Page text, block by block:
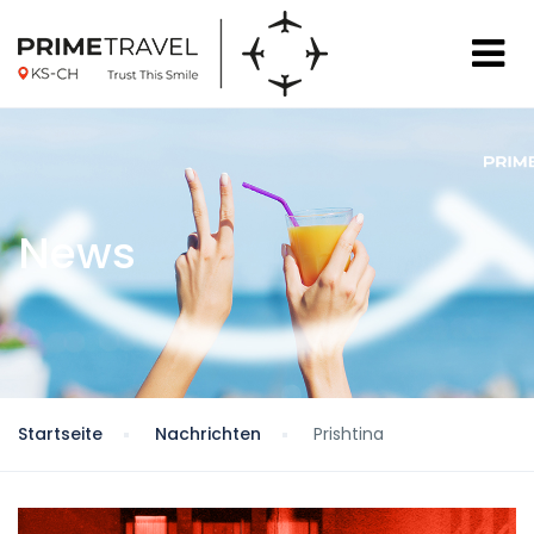
News
Startseite Nachrichten Prishtina